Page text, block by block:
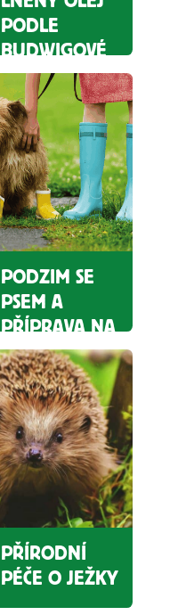
PODLE
BUDWIGOVÉ
PODZIM SE
PSEM A
PŘÍPRAVA NA
ZIMU
PŘÍRODNÍ
PÉČE O JEŽKY